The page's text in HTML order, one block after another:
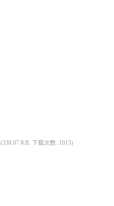
(338.07 KB, 下载次数: 1015)